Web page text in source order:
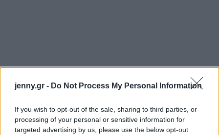
jenny.gr - Do Not Process My Personal Information
If you wish to opt-out of the sale, sharing to third parties, or
processing of your personal or sensitive information for
targeted advertising by us, please use the below opt-out